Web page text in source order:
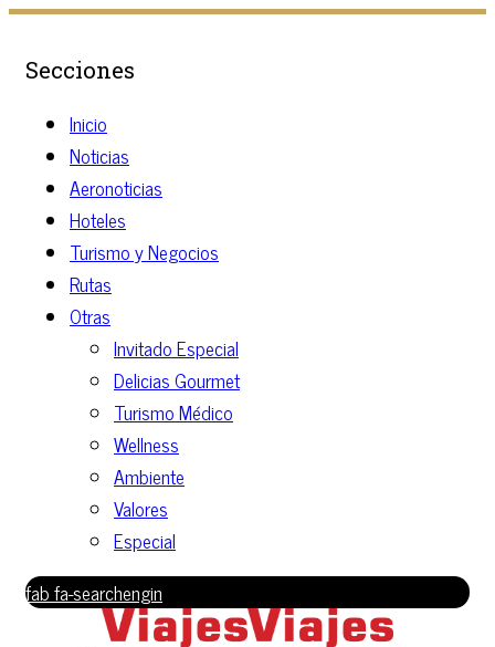
Secciones
Inicio
Noticias
Aeronoticias
Hoteles
Turismo y Negocios
Rutas
Otras
Invitado Especial
Delicias Gourmet
Turismo Médico
Wellness
Ambiente
Valores
Especial
fab fa-searchengin